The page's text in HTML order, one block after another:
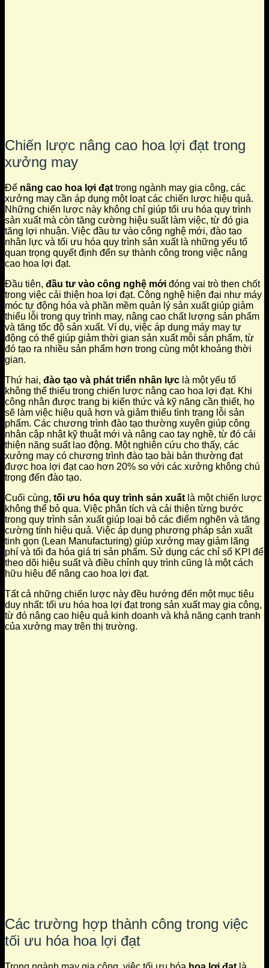
Chiến lược nâng cao hoa lợi đạt trong
xưởng may
Để nâng cao hoa lợi đạt trong ngành may gia công, các
xưởng may cần áp dụng một loạt các chiến lược hiệu quả.
Những chiến lược này không chỉ giúp tối ưu hóa quy trình
sản xuất mà còn tăng cường hiệu suất làm việc, từ đó gia
tăng lợi nhuận. Việc đầu tư vào công nghệ mới, đào tạo
nhân lực và tối ưu hóa quy trình sản xuất là những yếu tố
quan trọng quyết định đến sự thành công trong việc nâng
cao hoa lợi đạt.
Đầu tiên, đầu tư vào công nghệ mới đóng vai trò then chốt
trong việc cải thiện hoa lợi đạt. Công nghệ hiện đại như máy
móc tự động hóa và phần mềm quản lý sản xuất giúp giảm
thiểu lỗi trong quy trình may, nâng cao chất lượng sản phẩm
và tăng tốc độ sản xuất. Ví dụ, việc áp dụng máy may tự
động có thể giúp giảm thời gian sản xuất mỗi sản phẩm, từ
đó tạo ra nhiều sản phẩm hơn trong cùng một khoảng thời
gian.
Thứ hai, đào tạo và phát triển nhân lực là một yếu tố
không thể thiếu trong chiến lược nâng cao hoa lợi đạt. Khi
công nhân được trang bị kiến thức và kỹ năng cần thiết, họ
sẽ làm việc hiệu quả hơn và giảm thiểu tình trạng lỗi sản
phẩm. Các chương trình đào tạo thường xuyên giúp công
nhân cập nhật kỹ thuật mới và nâng cao tay nghề, từ đó cải
thiện năng suất lao động. Một nghiên cứu cho thấy, các
xưởng may có chương trình đào tạo bài bản thường đạt
được hoa lợi đạt cao hơn 20% so với các xưởng không chú
trọng đến đào tạo.
Cuối cùng, tối ưu hóa quy trình sản xuất là một chiến lược
không thể bỏ qua. Việc phân tích và cải thiện từng bước
trong quy trình sản xuất giúp loại bỏ các điểm nghẽn và tăng
cường tính hiệu quả. Việc áp dụng phương pháp sản xuất
tinh gọn (Lean Manufacturing) giúp xưởng may giảm lãng
phí và tối đa hóa giá trị sản phẩm. Sử dụng các chỉ số KPI để
theo dõi hiệu suất và điều chỉnh quy trình cũng là một cách
hữu hiệu để nâng cao hoa lợi đạt.
Tất cả những chiến lược này đều hướng đến một mục tiêu
duy nhất: tối ưu hóa hoa lợi đạt trong sản xuất may gia công,
từ đó nâng cao hiệu quả kinh doanh và khả năng cạnh tranh
của xưởng may trên thị trường.
Các trường hợp thành công trong việc
tối ưu hóa hoa lợi đạt